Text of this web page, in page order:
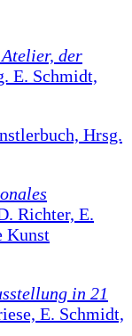
der
E. Schmidt,
Hrsg.
Richter, E.
Kunst
in 21
E. Schmidt,